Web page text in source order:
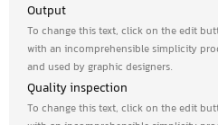
Output
To change this text, click on the edit
with an incomprehensible simplicity
and used by graphic designers.
Quality inspection
To change this text, click on the edit